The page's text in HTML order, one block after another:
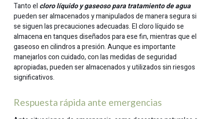
Tanto el cloro líquido y gaseoso para tratamiento de agua
pueden ser almacenados y manipulados de manera segura si
se siguen las precauciones adecuadas. El cloro líquido se
almacena en tanques diseñados para ese fin, mientras que el
gaseoso en cilindros a presión. Aunque es importante
manejarlos con cuidado, con las medidas de seguridad
apropiadas, pueden ser almacenados y utilizados sin riesgos
significativos.
Respuesta rápida ante emergencias